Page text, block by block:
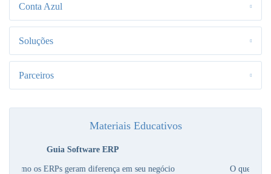
Conta Azul
Soluções
Parceiros
Materiais Educativos
Guia de Sobrevivência
O que falta para sua empresa sobreviver a crise